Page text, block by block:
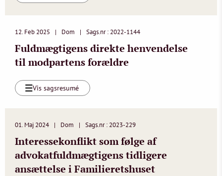
12. Feb 2025 Dom Sags.nr : 2022-1144
Fuldmægtigens direkte henvendelse
til modpartens forældre
Vis sagsresumé
01. Maj 2024 Dom Sags.nr : 2023-229
Interessekonflikt som følge af
advokatfuldmægtigens tidligere
ansættelse i Familieretshuset